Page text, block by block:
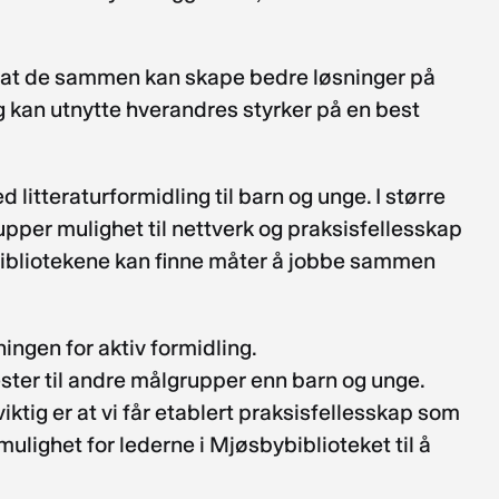
de sammen kan skape bedre løsninger på
utnytte hverandres styrker på en best
litteraturformidling til barn og unge. I større
mulighet til nettverk og praksisfellesskap
kan finne måter å jobbe sammen
for aktiv formidling.
til andre målgrupper enn barn og unge.
er at vi får etablert praksisfellesskap som
for lederne i Mjøsbybiblioteket til å